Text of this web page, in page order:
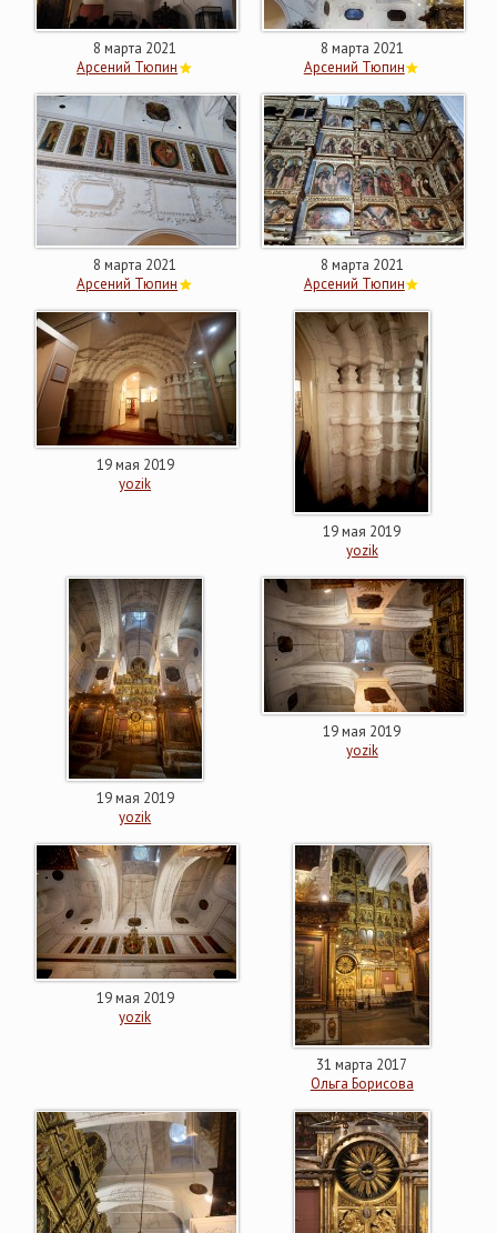
8 марта 2021
Арсений Тюпин
8 марта 2021
Арсений Тюпин
8 марта 2021
Арсений Тюпин
8 марта 2021
Арсений Тюпин
19 мая 2019
yozik
19 мая 2019
yozik
19 мая 2019
yozik
19 мая 2019
yozik
19 мая 2019
yozik
31 марта 2017
Ольга Борисова